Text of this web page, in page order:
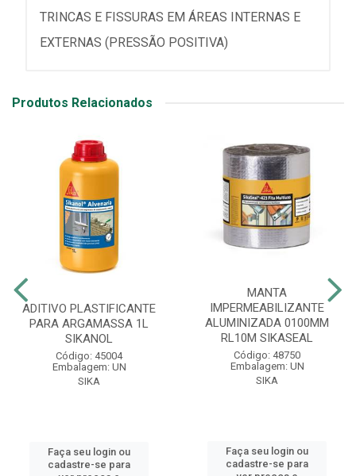
TRINCAS E FISSURAS EM ÁREAS INTERNAS E
EXTERNAS (PRESSÃO POSITIVA)
Produtos Relacionados
ADITIVO PLASTIFICANTE
PARA ARGAMASSA 1L
SIKANOL
Código: 45004
Embalagem: UN
SIKA
Faça seu login ou
cadastre-se para
MANTA
IMPERMEABILIZANTE
ALUMINIZADA 0100MM
RL10M SIKASEAL
Código: 48750
Embalagem: UN
SIKA
Faça seu login ou
cadastre-se para